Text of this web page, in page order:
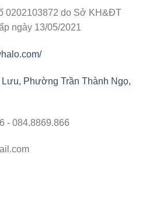
0202103872 do Sở KH&ĐT
ngày 13/05/2021
Phường Trần Thành Ngọ,
- 084.8869.866